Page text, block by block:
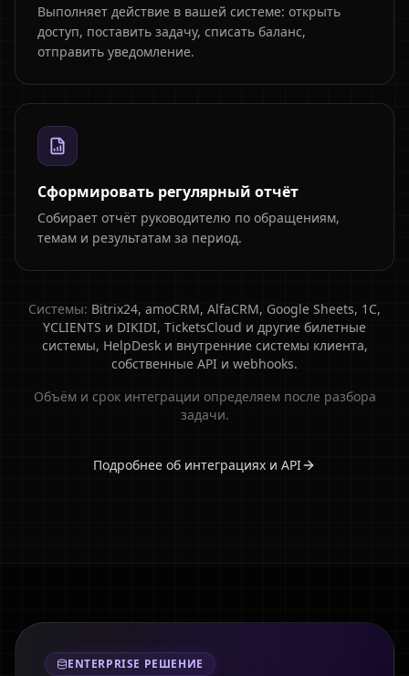
Выполняет действие в вашей системе: открыть
доступ, поставить задачу, списать баланс,
отправить уведомление.
Сформировать регулярный отчёт
Собирает отчёт руководителю по обращениям,
темам и результатам за период.
Системы: Bitrix24, amoCRM, AlfaCRM, Google Sheets, 1С,
YCLIENTS и DIKIDI, TicketsCloud и другие билетные
системы, HelpDesk и внутренние системы клиента,
собственные API и webhooks.
Объём и срок интеграции определяем после разбора
задачи.
Подробнее об интеграциях и API
ENTERPRISE РЕШЕНИЕ